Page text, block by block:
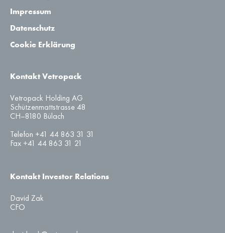
Impressum
Datenschutz
Cookie Erklärung
Kontakt Vetropack
Vetropack Holding AG
Schützenmattstrasse 48
CH–8180 Bülach
Telefon +41 44 863 31 31
Fax +41 44 863 31 21
Kontakt Investor Relations
David Zak
CFO